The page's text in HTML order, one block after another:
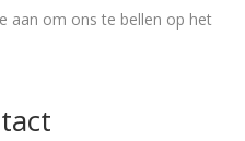
aan om ons te bellen op het